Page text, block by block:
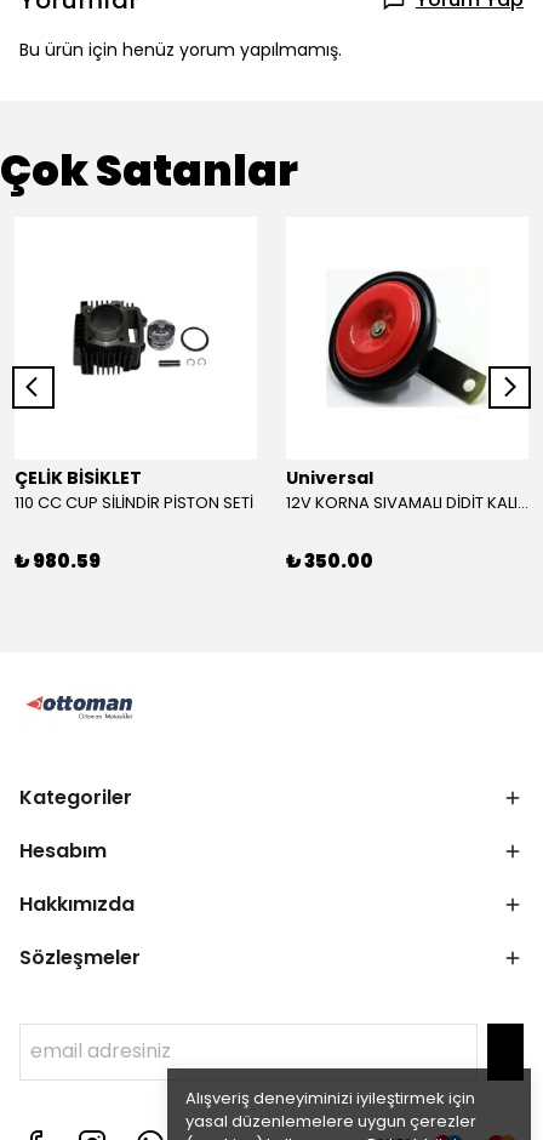
Alışveriş deneyiminizi iyileştirmek için
yasal düzenlemelere uygun çerezler
Bu ürün için henüz yorum yapılmamış.
Çok Satanlar
ÇELİK BİSİKLET
110 CC CUP SİLİNDİR PİSTON SETİ
₺ 980.59
Universal
12V KORNA SIVAMALI DİDİT KALIN SESLİ (KIRMIZI)
₺ 350.00
Kategoriler
Hesabım
Hakkımızda
Sözleşmeler